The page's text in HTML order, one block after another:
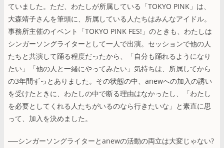
ていました。ただ、わたしが所属している「TOKYO PINK」は、
大森靖子さんを筆頭に、所属している人たちはみんなアイドル。
事務所主催のイベント「TOKYO PINK FES!」のときも、わたしは
シンガーソングライターとして一人で出演。セッションで他の人
たちと共演して踊る程度だったから、「自分も踊れるようになり
たい」「他の人と一緒にやってみたい」気持ちは、所属してから
の3年間ずっとありました。その状態の中、anewへの加入の誘い
を受けたときに、わたしの中で断る理由はなかったし、「わたし
を必要としてくれる人たちがいるのなら行きたいな」と素直に思
って、加入を決めました。
──シンガーソングライターとanewの活動の両立は大変じゃない?